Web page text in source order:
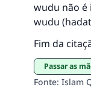
wudu não é
wudu
Fim da
Passar as
Fonte: Islam